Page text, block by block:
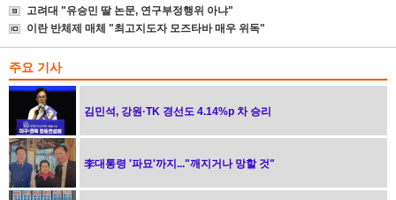
고려대 "유승민 딸 논문, 연구부정행위 아냐"
이란 반체제 매체 "최고지도자 모즈타바 매우 위독"
주요 기사
김민석, 강원·TK 경선도 4.14%p 차 승리
李대통령 '파묘'까지..."깨지거나 망할 것"